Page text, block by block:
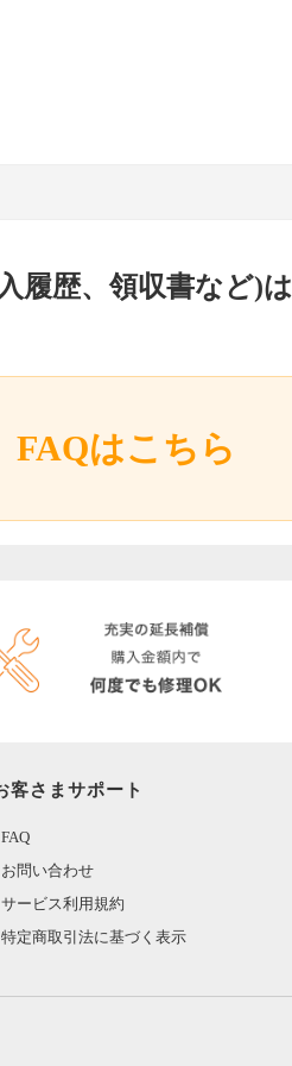
履歴、領収書など)は
FAQはこちら
客さまサポート
FAQ
お問い合わせ
サービス利用規約
特定商取引法に基づく表示